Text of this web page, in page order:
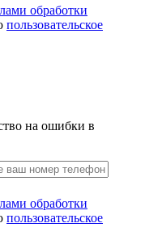
обработки
пользовательское
на ошибки в
обработки
пользовательское